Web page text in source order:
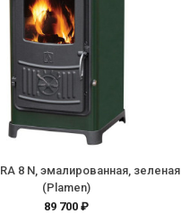
8 N, эмалированная, зеленая
(Plamen)
89 700 ₽